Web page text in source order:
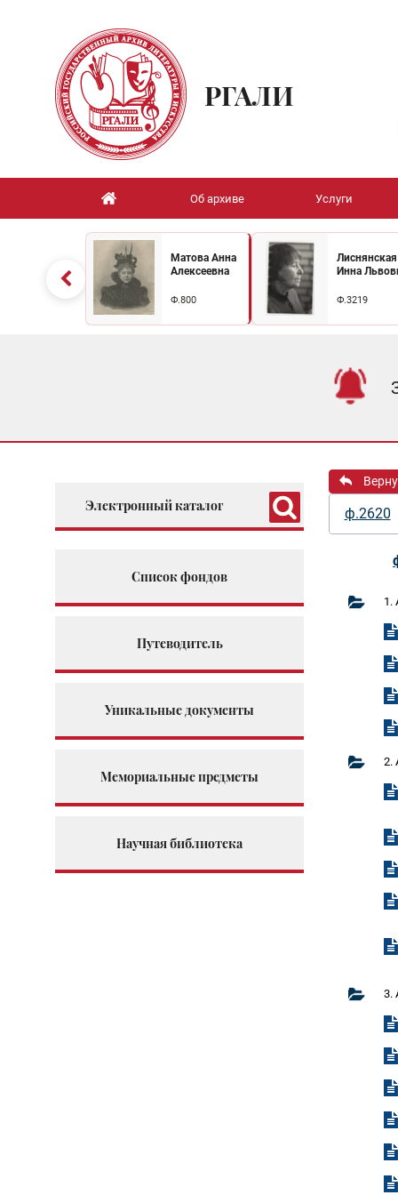
РГАЛИ
Об архиве Услуги
Матова Анна
Алексеевна
Ф.800
Лиснянская
Инна
Ф.3219
Электронный каталог
Список фондов
Путеводитель
Уникальные документы
Мемориальные предметы
Научная библиотека
ф.2620
1.
2.
3.